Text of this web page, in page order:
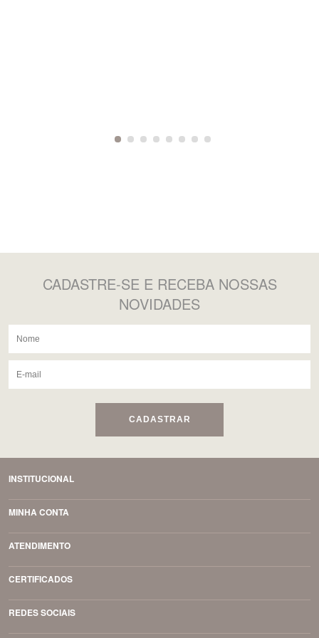
CADASTRE-SE E RECEBA NOSSAS
NOVIDADES
CADASTRAR
INSTITUCIONAL
MINHA CONTA
ATENDIMENTO
CERTIFICADOS
REDES SOCIAIS